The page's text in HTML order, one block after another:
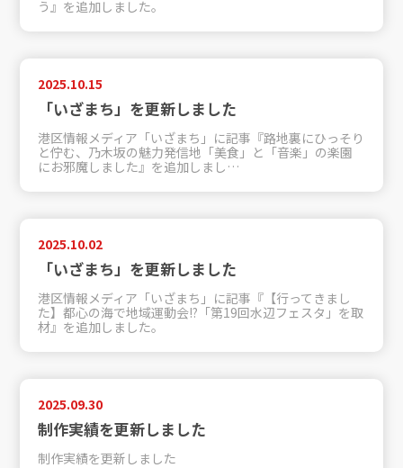
う』を追加しました。
2025.10.15
「いざまち」を更新しました
港区情報メディア「いざまち」に記事『路地裏にひっそり
と佇む、乃木坂の魅力発信地「美食」と「音楽」の楽園
にお邪魔しました』を追加しまし…
2025.10.02
「いざまち」を更新しました
港区情報メディア「いざまち」に記事『【行ってきまし
た】都心の海で地域運動会!?「第19回水辺フェスタ」を取
材』を追加しました。
2025.09.30
制作実績を更新しました
制作実績を更新しました